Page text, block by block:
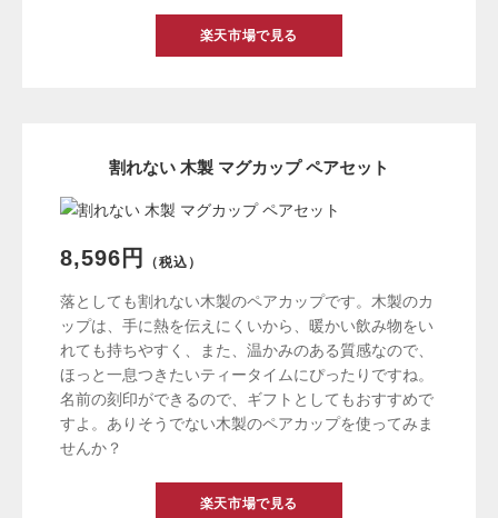
楽天市場で見る
割れない 木製 マグカップ ペアセット
8,596円 （税込）
落としても割れない木製のペアカップです。木製のカ
ップは、手に熱を伝えにくいから、暖かい飲み物をい
れても持ちやすく、また、温かみのある質感なので、
ほっと一息つきたいティータイムにぴったりですね。
名前の刻印ができるので、ギフトとしてもおすすめで
すよ。ありそうでない木製のペアカップを使ってみま
せんか？
楽天市場で見る